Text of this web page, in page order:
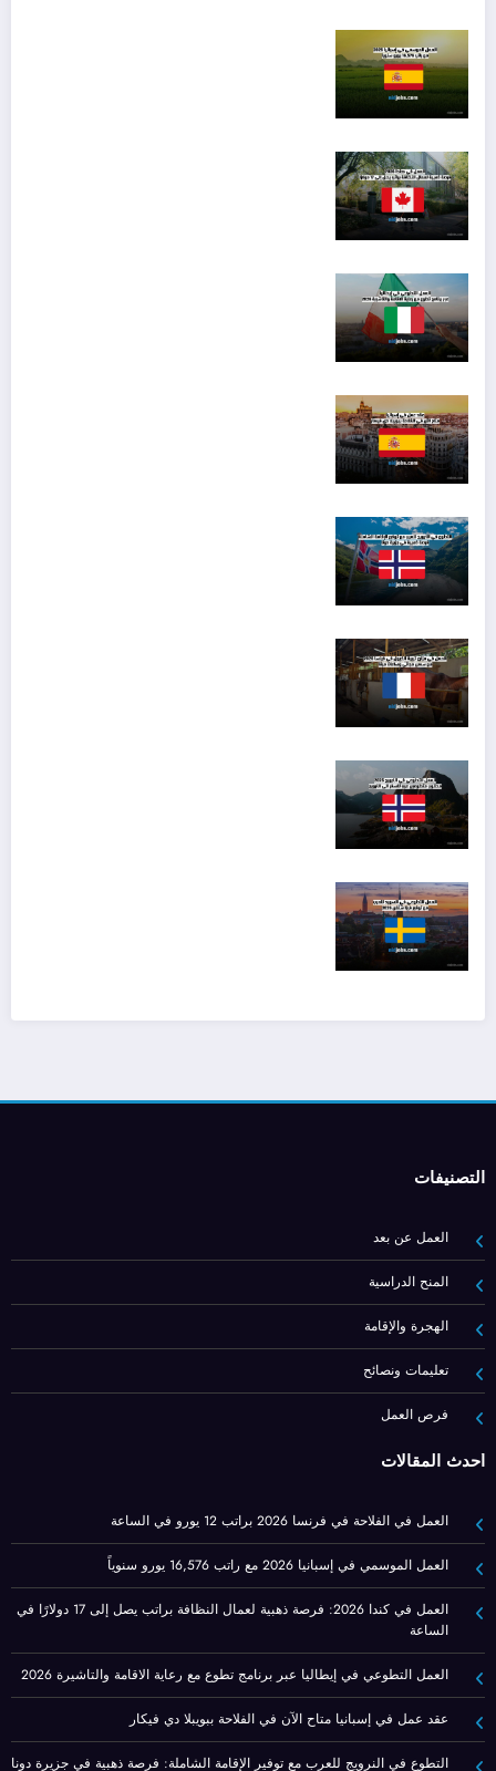
التصنيفات
العمل عن بعد
المنح الدراسية
الهجرة والإقامة
تعليمات ونصائح
فرص العمل
أحدث المقالات
العمل في الفلاحة في فرنسا 2026 براتب 12 يورو في الساعة
العمل الموسمي في إسبانيا 2026 مع راتب 16,576 يورو سنوياً
العمل في كندا 2026: فرصة ذهبية لعمال النظافة براتب يصل إلى 17 دولارًا في
الساعة
العمل التطوعي في إيطاليا عبر برنامج تطوع مع رعاية الاقامة والتاشيرة 2026
عقد عمل في إسبانيا متاح الآن في الفلاحة ببويبلا دي فيكار
التطوع في النرويج للعرب مع توفير الإقامة الشاملة: فرصة ذهبية في جزيرة دونا